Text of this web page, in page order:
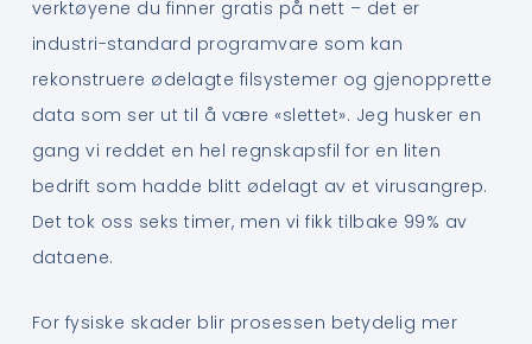
verktøyene du finner gratis på nett – det er
industri-standard programvare som kan
rekonstruere ødelagte filsystemer og gjenopprette
data som ser ut til å være «slettet». Jeg husker en
gang vi reddet en hel regnskapsfil for en liten
bedrift som hadde blitt ødelagt av et virusangrep.
Det tok oss seks timer, men vi fikk tilbake 99% av
dataene.
For fysiske skader blir prosessen betydelig mer